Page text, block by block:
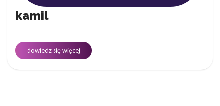
kamil
dowiedz się więcej